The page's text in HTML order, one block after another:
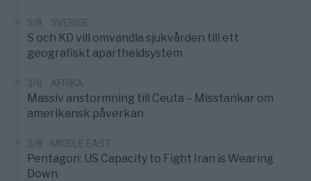
5/8 SVERIGE
S och KD vill omvandla sjukvården till ett
geografiskt apartheidsystem
3/8 AFRIKA
Massiv anstormning till Ceuta – Misstankar om
amerikansk påverkan
2/8 MIDDLE EAST
Pentagon: US Capacity to Fight Iran is Wearing
Down